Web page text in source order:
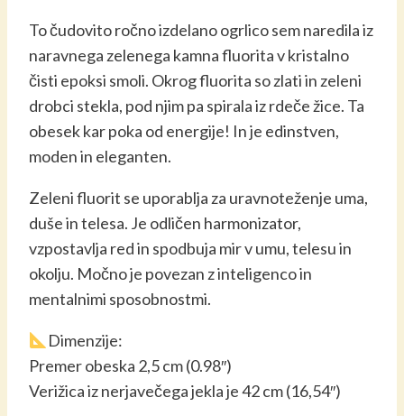
To čudovito ročno izdelano ogrlico sem naredila iz
naravnega zelenega kamna fluorita v kristalno
čisti epoksi smoli. Okrog fluorita so zlati in zeleni
drobci stekla, pod njim pa spirala iz rdeče žice. Ta
obesek kar poka od energije! In je edinstven,
moden in eleganten.
Zeleni fluorit se uporablja za uravnoteženje uma,
duše in telesa. Je odličen harmonizator,
vzpostavlja red in spodbuja mir v umu, telesu in
okolju. Močno je povezan z inteligenco in
mentalnimi sposobnostmi.
Dimenzije:
Premer obeska 2,5 cm (0.98″)
Verižica iz nerjavečega jekla je 42 cm (16,54″)